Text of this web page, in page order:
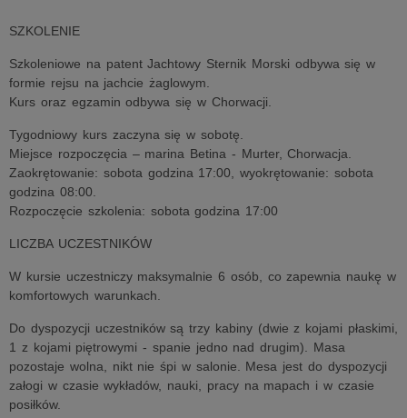
SZKOLENIE
Szkoleniowe na patent Jachtowy Sternik Morski odbywa się w
formie rejsu na jachcie żaglowym.
Kurs oraz egzamin odbywa się w Chorwacji.
Tygodniowy kurs zaczyna się w sobotę.
Miejsce rozpoczęcia – marina Betina - Murter, Chorwacja.
Zaokrętowanie: sobota godzina 17:00, wyokrętowanie: sobota
godzina 08:00.
Rozpoczęcie szkolenia: sobota godzina 17:00
LICZBA UCZESTNIKÓW
W kursie uczestniczy maksymalnie 6 osób, co zapewnia naukę w
komfortowych warunkach.
Do dyspozycji uczestników są trzy kabiny (dwie z kojami płaskimi,
1 z kojami piętrowymi - spanie jedno nad drugim). Masa
pozostaje wolna, nikt nie śpi w salonie. Mesa jest do dyspozycji
załogi w czasie wykładów, nauki, pracy na mapach i w czasie
posiłków.